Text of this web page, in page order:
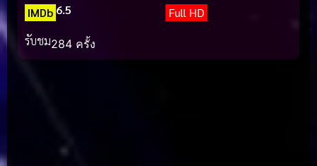
IMDb 6.5
Full HD
รับชม284 ครั้ง